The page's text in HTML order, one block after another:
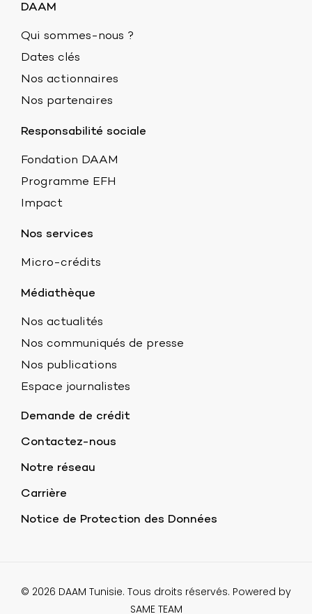
DAAM
Qui sommes-nous ?
Dates clés
Nos actionnaires
Nos partenaires
Responsabilité sociale
Fondation DAAM
Programme EFH
Impact
Nos services
Micro-crédits
Médiathèque
Nos actualités
Nos communiqués de presse
Nos publications
Espace journalistes
Demande de crédit
Contactez-nous
Notre réseau
Carrière
Notice de Protection des Données
© 2026 DAAM Tunisie. Tous droits réservés. Powered by
SAME TEAM